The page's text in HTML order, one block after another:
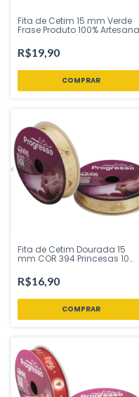
Fita de Cetim 15 mm Verde
Frase Produto 100%
Progresso - Inspire sua Festa
Loja
R$19,90
Fita de Cetim Dourada 15
mm COR 394 Princesas 10
sua Festa Loja
R$16,90